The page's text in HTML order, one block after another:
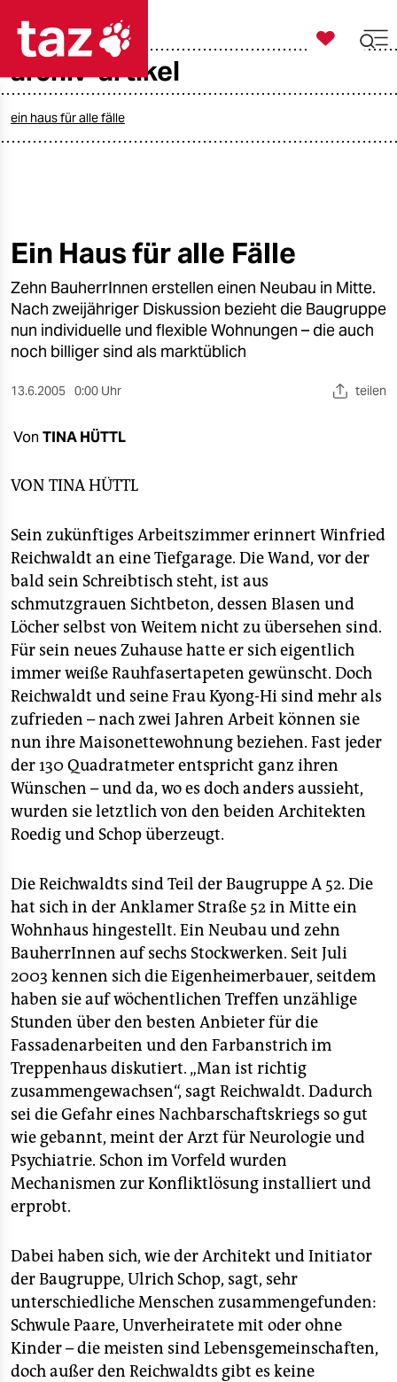
öko
gesellschaft
kultur
sport
berlin
nord
wahrheit
verlag
veranstaltungen
shop
fragen & hilfe
unterstützen
abo
genossenschaft
epaper login

taz zahl ich
archiv-artikel
ein haus für alle fälle
Ein Haus für alle Fälle
Zehn BauherrInnen erstellen einen Neubau in Mitte.
Nach zweijähriger Diskussion bezieht die Baugruppe
nun individuelle und flexible Wohnungen – die auch
noch billiger sind als marktüblich
13.6.2005 0:00 Uhr teilen
Von TINA HÜTTL
VON TINA HÜTTL
Sein zukünftiges Arbeitszimmer erinnert Winfried
Reichwaldt an eine Tiefgarage. Die Wand, vor der
bald sein Schreibtisch steht, ist aus
schmutzgrauen Sichtbeton, dessen Blasen und
Löcher selbst von Weitem nicht zu übersehen sind.
Für sein neues Zuhause hatte er sich eigentlich
immer weiße Rauhfasertapeten gewünscht. Doch
Reichwaldt und seine Frau Kyong-Hi sind mehr als
zufrieden – nach zwei Jahren Arbeit können sie
nun ihre Maisonettewohnung beziehen. Fast jeder
der 130 Quadratmeter entspricht ganz ihren
Wünschen – und da, wo es doch anders aussieht,
wurden sie letztlich von den beiden Architekten
Roedig und Schop überzeugt.
Die Reichwaldts sind Teil der Baugruppe A 52. Die
hat sich in der Anklamer Straße 52 in Mitte ein
Wohnhaus hingestellt. Ein Neubau und zehn
BauherrInnen auf sechs Stockwerken. Seit Juli
2003 kennen sich die Eigenheimerbauer, seitdem
haben sie auf wöchentlichen Treffen unzählige
Stunden über den besten Anbieter für die
Fassadenarbeiten und den Farbanstrich im
Treppenhaus diskutiert. „Man ist richtig
zusammengewachsen“, sagt Reichwaldt. Dadurch
sei die Gefahr eines Nachbarschaftskriegs so gut
wie gebannt, meint der Arzt für Neurologie und
Psychiatrie. Schon im Vorfeld wurden
Mechanismen zur Konfliktlösung installiert und
erprobt.
Dabei haben sich, wie der Architekt und Initiator
der Baugruppe, Ulrich Schop, sagt, sehr
unterschiedliche Menschen zusammengefunden:
Schwule Paare, Unverheiratete mit oder ohne
Kinder – die meisten sind Lebensgemeinschaften,
doch außer den Reichwaldts gibt es keine